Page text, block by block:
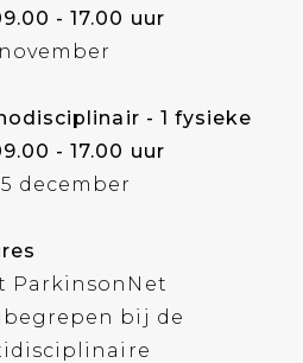
- 17.00 uur
- 1 fysieke
- 17.00 uur
december
ParkinsonNet
bij de